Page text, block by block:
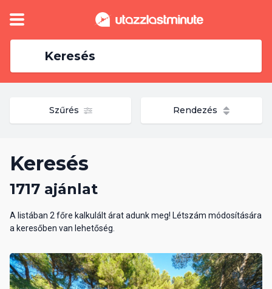
Keresés
Szűrés Rendezés
Keresés
1717 ajánlat
A listában 2 főre kalkulált árat adunk meg! Létszám módosítására
a keresőben van lehetőség.